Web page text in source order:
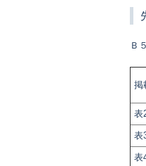
Ｂ
掲
表
表
表